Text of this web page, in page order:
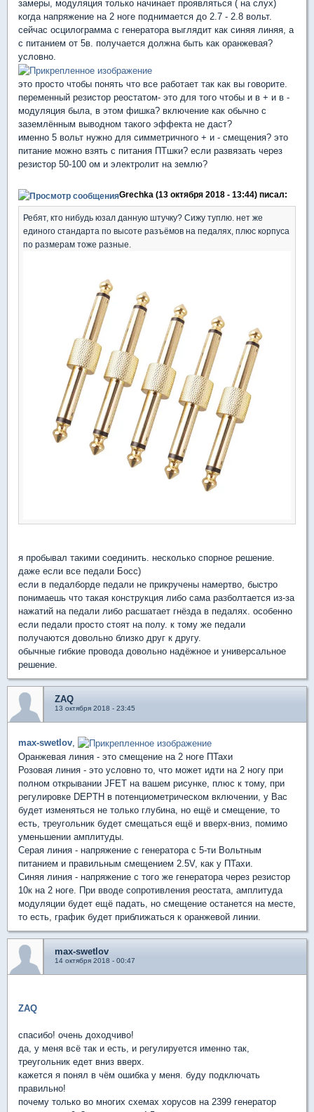
замеры, модуляция только начинает проявляться ( на слух)
когда напряжение на 2 ноге поднимается до 2.7 - 2.8 вольт.
сейчас осцилограмма с генератора выглядит как синяя линяя, а
с питанием от 5в. получается должна быть как оранжевая?
условно.
это просто чтобы понять что все работает так как вы говорите.
переменный резистор реостатом- это для того чтобы и в + и в -
модуляция была, в этом фишка? включение как обычно с
заземлённым выводном такого эффекта не даст?
именно 5 вольт нужно для симметричного + и - смещения? это
питание можно взять с питания ПТшки? если развязать через
резистор 50-100 ом и электролит на землю?
Grechka (13 октября 2018 - 13:44) писал:
Ребят, кто нибудь юзал данную штучку? Сижу туплю. нет же
единого стандарта по высоте разъёмов на педалях, плюс корпуса
по размерам тоже разные.
я пробывал такими соединить. несколько спорное решение.
даже если все педали Босс)
если в педалборде педали не прикручены намертво, быстро
понимаешь что такая конструкция либо сама разболтается из-за
нажатий на педали либо расшатает гнёзда в педалях. особенно
если педали просто стоят на полу. к тому же педали
получаются довольно близко друг к другу.
обычные гибкие провода довольно надёжное и универсальное
решение.
ZAQ
13 октября 2018 - 23:45
max-swetlov
Оранжевая линия - это смещение на 2 ноге ПТахи
Розовая линия - это условно то, что может идти на 2 ногу при
полном открывании JFET на вашем рисунке, плюс к тому, при
регулировке DEPTH в потенциометрическом включении, у Вас
будет изменяться не только глубина, но ещё и смещение, то
есть, треугольник будет смещаться ещё и вверх-вниз, помимо
уменьшении амплитуды.
Серая линия - напряжение с генератора с 5-ти Вольтным
питанием и правильным смещением 2.5V, как у ПТахи.
Синяя линия - напряжение с того же генератора через резистор
10к на 2 ноге. При вводе сопротивления реостата, амплитуда
модуляции будет ещё падать, но смещение останется на месте,
то есть, график будет приближаться к оранжевой линии.
max-swetlov
14 октября 2018 - 00:47
ZAQ
спасибо! очень доходчиво!
да, у меня всё так и есть, и регулируется именно так,
треугольник едет вниз вверх.
кажется я понял в чём ошибка у меня. буду подключать
правильно!
почему только во многих схемах хорусов на 2399 генератор